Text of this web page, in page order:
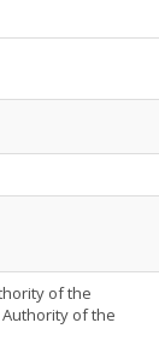
of the
of the